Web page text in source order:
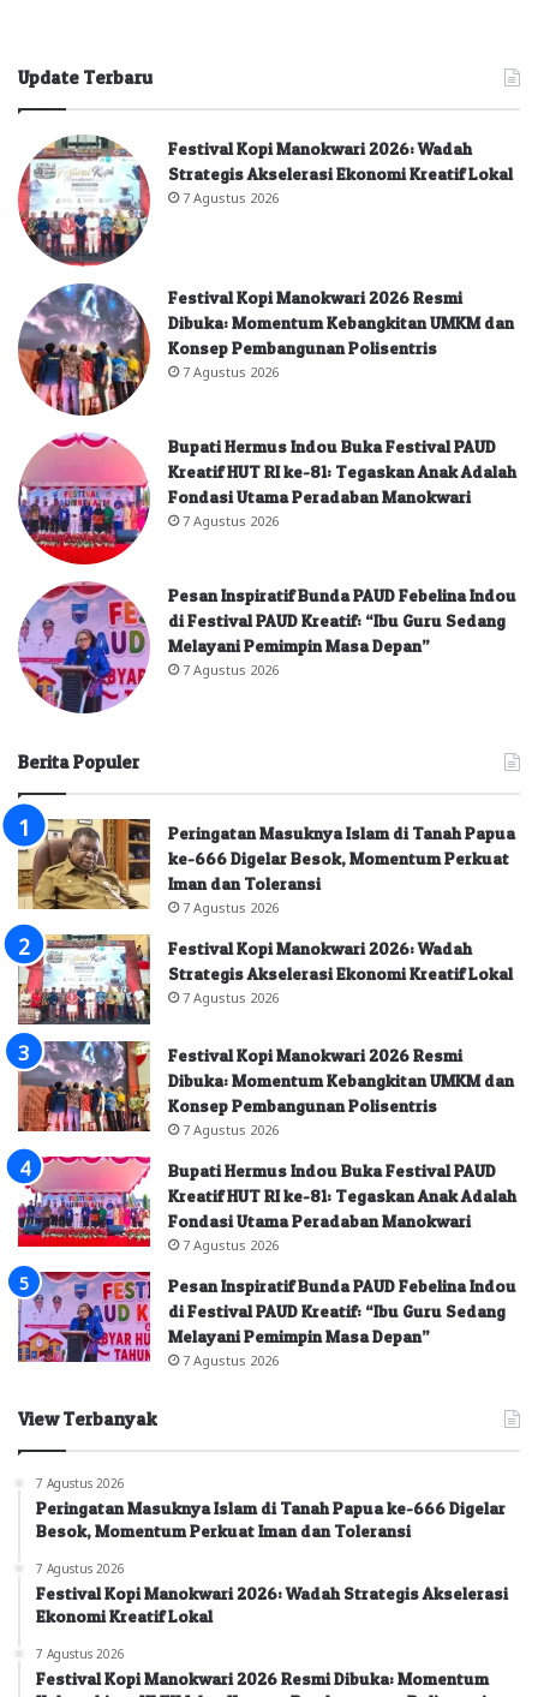
Update Terbaru
Festival Kopi Manokwari 2026: Wadah
Strategis Akselerasi Ekonomi Kreatif Lokal
7 Agustus 2026
Festival Kopi Manokwari 2026 Resmi
Dibuka: Momentum Kebangkitan UMKM dan
Konsep Pembangunan Polisentris
7 Agustus 2026
Bupati Hermus Indou Buka Festival PAUD
Kreatif HUT RI ke-81: Tegaskan Anak Adalah
Fondasi Utama Peradaban Manokwari
7 Agustus 2026
Pesan Inspiratif Bunda PAUD Febelina Indou
di Festival PAUD Kreatif: “Ibu Guru Sedang
Melayani Pemimpin Masa Depan”
7 Agustus 2026
Berita Populer
Peringatan Masuknya Islam di Tanah Papua
ke-666 Digelar Besok, Momentum Perkuat
Iman dan Toleransi
7 Agustus 2026
Festival Kopi Manokwari 2026: Wadah
Strategis Akselerasi Ekonomi Kreatif Lokal
7 Agustus 2026
Festival Kopi Manokwari 2026 Resmi
Dibuka: Momentum Kebangkitan UMKM dan
Konsep Pembangunan Polisentris
7 Agustus 2026
Bupati Hermus Indou Buka Festival PAUD
Kreatif HUT RI ke-81: Tegaskan Anak Adalah
Fondasi Utama Peradaban Manokwari
7 Agustus 2026
Pesan Inspiratif Bunda PAUD Febelina Indou
di Festival PAUD Kreatif: “Ibu Guru Sedang
Melayani Pemimpin Masa Depan”
7 Agustus 2026
View Terbanyak
7 Agustus 2026
Peringatan Masuknya Islam di Tanah Papua ke-666 Digelar
Besok, Momentum Perkuat Iman dan Toleransi
7 Agustus 2026
Festival Kopi Manokwari 2026: Wadah Strategis Akselerasi
Ekonomi Kreatif Lokal
7 Agustus 2026
Festival Kopi Manokwari 2026 Resmi Dibuka: Momentum